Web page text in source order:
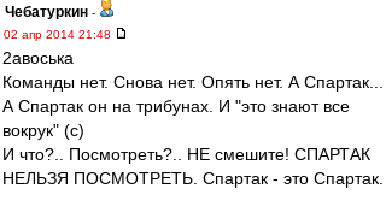
Чебатуркин -
02 апр 2014 21:48
2авоська
Команды нет. Снова нет. Опять нет. А Спартак...
А Спартак он на трибунах. И "это знают все
вокрук" (с)
И что?.. Посмотреть?.. НЕ смешите! СПАРТАК
НЕЛЬЗЯ ПОСМОТРЕТЬ. Спартак - это Спартак.